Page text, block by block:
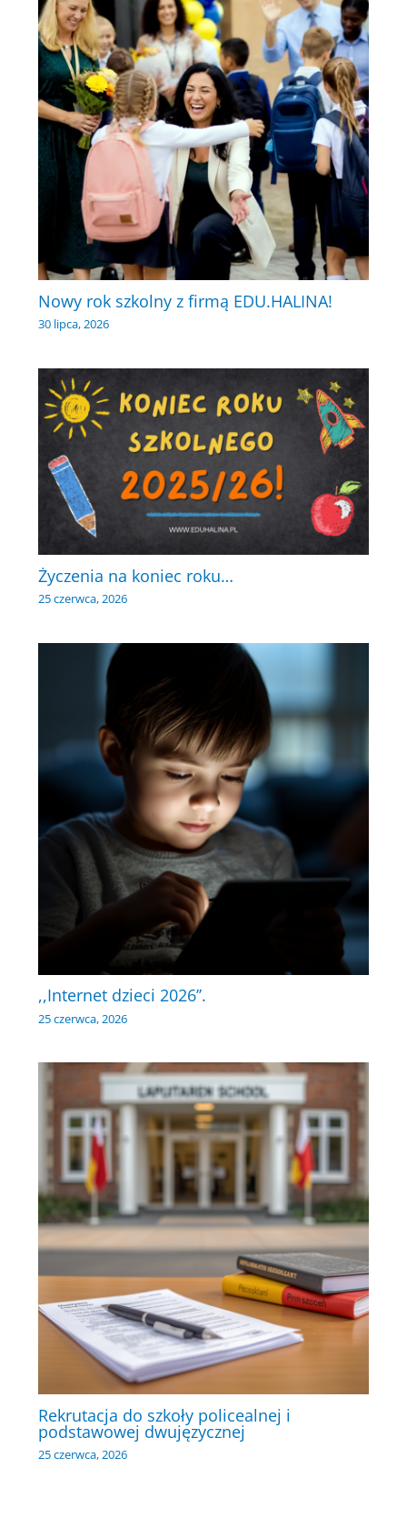
Nowy rok szkolny z firmą EDU.HALINA!
30 lipca, 2026
Życzenia na koniec roku…
25 czerwca, 2026
,,Internet dzieci 2026’’.
25 czerwca, 2026
Rekrutacja do szkoły policealnej i
podstawowej dwujęzycznej
25 czerwca, 2026